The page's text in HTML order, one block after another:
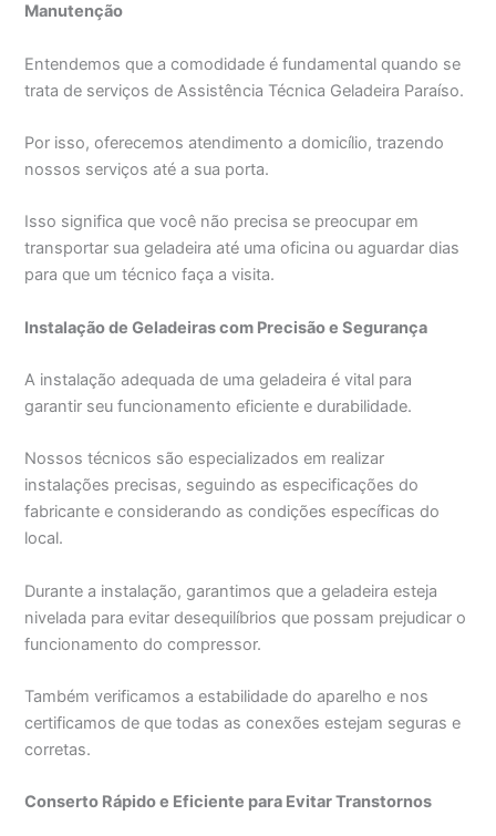
Manutenção
Entendemos que a comodidade é fundamental quando se
trata de serviços de Assistência Técnica Geladeira Paraíso.
Por isso, oferecemos atendimento a domicílio, trazendo
nossos serviços até a sua porta.
Isso significa que você não precisa se preocupar em
transportar sua geladeira até uma oficina ou aguardar dias
para que um técnico faça a visita.
Instalação de Geladeiras com Precisão e Segurança
A instalação adequada de uma geladeira é vital para
garantir seu funcionamento eficiente e durabilidade.
Nossos técnicos são especializados em realizar
instalações precisas, seguindo as especificações do
fabricante e considerando as condições específicas do
local.
Durante a instalação, garantimos que a geladeira esteja
nivelada para evitar desequilíbrios que possam prejudicar o
funcionamento do compressor.
Também verificamos a estabilidade do aparelho e nos
certificamos de que todas as conexões estejam seguras e
corretas.
Conserto Rápido e Eficiente para Evitar Transtornos